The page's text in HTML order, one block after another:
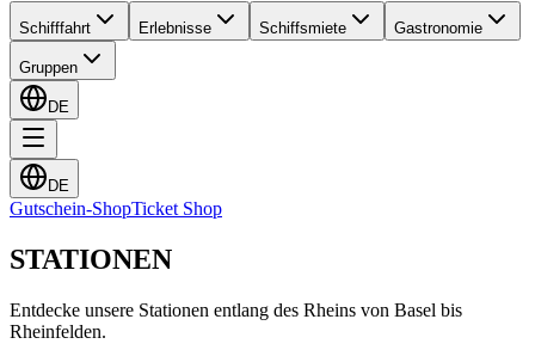
Schifffahrt Erlebnisse Schiffsmiete Gastronomie
Gruppen
DE
DE
Gutschein-ShopTicket Shop
STATIONEN
Entdecke unsere Stationen entlang des Rheins von Basel bis
Rheinfelden.